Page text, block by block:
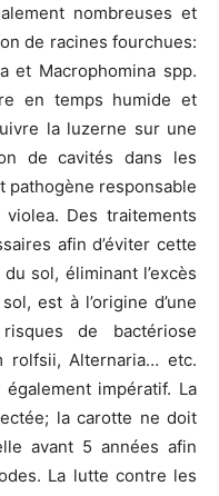
nombreuses et
de racines fourchues:
et Macrophomina spp.
en temps humide et
la luzerne sur une
de cavités dans les
pathogène responsable
Des traitements
afin d’éviter cette
sol, éliminant l’excès
est à l’origine d’une
de bactériose
rolfsii, Alternaria… etc.
impératif. La
la carotte ne doit
avant 5 années afin
La lutte contre les